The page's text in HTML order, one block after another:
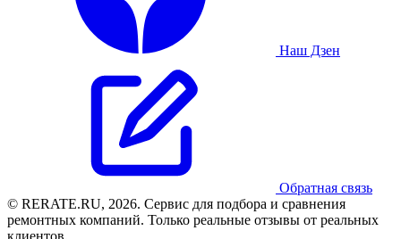
Наш Дзен
Обратная связь
© RERATE.RU, 2026. Сервис для подбора и сравнения
ремонтных компаний. Только реальные отзывы от реальных
клиентов.